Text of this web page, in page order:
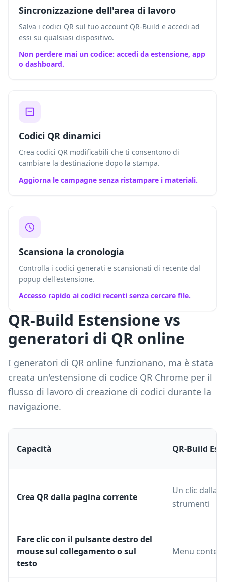
Sincronizzazione dell'area di lavoro
Salva i codici QR sul tuo account QR-Build e accedi ad
essi su qualsiasi dispositivo.
Non perdere mai un codice: accedi da estensione, app
o dashboard.
Codici QR dinamici
Crea codici QR modificabili che ti consentono di
cambiare la destinazione dopo la stampa.
Aggiorna le campagne senza ristampare i materiali.
Scansiona la cronologia
Controlla i codici generati e scansionati di recente dal
popup dell'estensione.
Accesso rapido ai codici recenti senza cercare file.
QR-Build Estensione vs
generatori di QR online
I generatori di QR online funzionano, ma è stata
creata un'estensione di codice QR Chrome per il
flusso di lavoro di creazione di codici durante la
navigazione.
Capacità QR-Build
Crea QR dalla pagina corrente
Un clic dalla
strumenti
Fare clic con il pulsante destro del
mouse sul collegamento o sul
testo
Menu